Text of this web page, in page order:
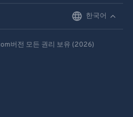
한국어
버전 모든 권리 보유 (2026)